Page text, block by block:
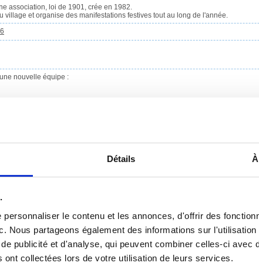
Détails
le contenu et les annonces, d'offrir des
Nous partageons également des informations sur
publicité et d'analyse, qui peuvent combiner celles-ci avec
ont collectées lors de votre utilisation de leurs services.
association, loi de 1901, crée en 1982.
village et organise des manifestations festives tout au long de l'année.
nouvelle équipe :
:
Facebook